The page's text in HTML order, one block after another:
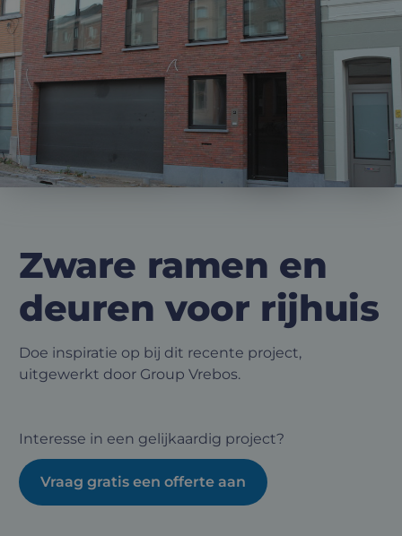
Zware ramen en
deuren voor rijhuis
Doe inspiratie op bij dit recente project,
uitgewerkt door Group Vrebos.
Interesse in een gelijkaardig project?
Vraag gratis een offerte aan